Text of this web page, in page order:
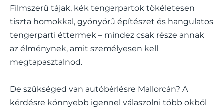
Filmszerű tájak, kék tengerpartok tökéletesen
tiszta homokkal, gyönyörű építészet és hangulatos
tengerparti éttermek – mindez csak része annak
az élménynek, amit személyesen kell
megtapasztalnod.
De szükséged van autóbérlésre Mallorcán? A
kérdésre könnyebb igennel válaszolni több okból